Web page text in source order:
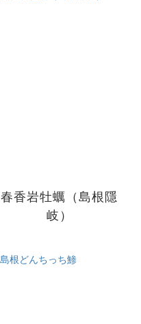
春香岩牡蠣（島根隱
岐）